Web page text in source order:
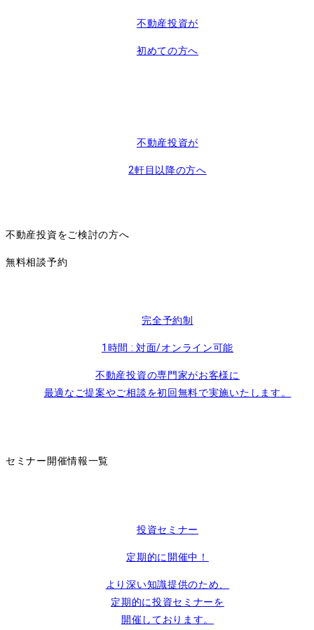
不動産投資が
初めての方へ
不動産投資が
2軒目以降の方へ
不動産投資をご検討の方へ
無料相談予約
完全予約制
1 時間 : 対面/オンライン可能
不動産投資の専門家がお客様に
最適なご提案やご相談を初回無料で実施いたします。
セミナー開催情報一覧
投資セミナー
定期的に開催中！
より深い知識提供のため、
定期的に投資セミナーを
開催しております。